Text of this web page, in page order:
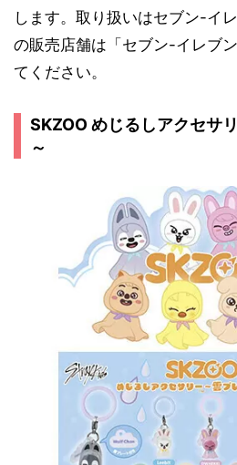
します。取り扱いはセブン-イ
の販売店舗は「セブン-イレブ
てください。
SKZOO めじるしアクセサ
～